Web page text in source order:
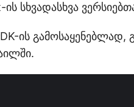
სხვადასხვა
ის გამოსაყენებლად,